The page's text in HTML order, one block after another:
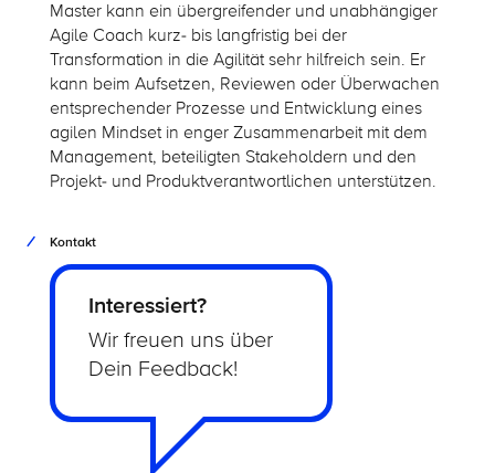
Master kann ein übergreifender und unabhängiger
Agile Coach kurz- bis langfristig bei der
Transformation in die Agilität sehr hilfreich sein. Er
kann beim Aufsetzen, Reviewen oder Überwachen
entsprechender Prozesse und Entwicklung eines
agilen Mindset in enger Zusammenarbeit mit dem
Management, beteiligten Stakeholdern und den
Projekt- und Produktverantwortlichen unterstützen.
Kontakt
Interessiert?
Wir freuen uns über
Dein Feedback!